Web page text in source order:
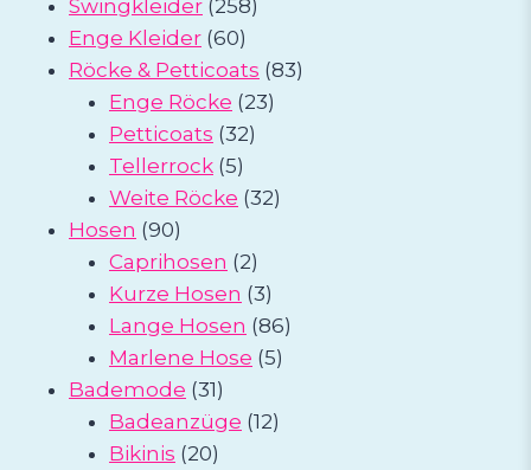
Swingkleider 258
Enge Kleider 6060
Produkte
Röcke & Petticoats 8383
Enge Röcke 2323
Petticoats 3232
Tellerrock 55
Produkte
Weite Röcke 3232
Hosen 9090
Produkte
Caprihosen 22
Produkte
Kurze Hosen 33
Produkte
Lange Hosen 8686
Marlene Hose 55
Bademode 3131
Produkte
Badeanzüge 1212
Bikinis 2020